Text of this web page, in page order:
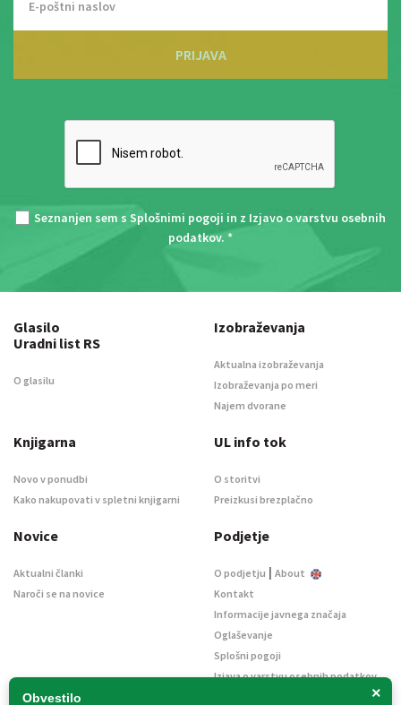
PRIJAVA
Seznanjen sem s Splošnimi pogoji in z Izjavo o varstvu osebnih
podatkov. *
×
Obvestilo
Glasilo
Uradni list RS
O glasilu
Izobraževanja
Aktualna izobraževanja
Izobraževanja po meri
Najem dvorane
Knjigarna
Novo v ponudbi
Kako nakupovati v spletni knjigarni
UL info tok
O storitvi
Preizkusi brezplačno
Novice
Aktualni članki
Naroči se na novice
Podjetje
O podjetju | About
Kontakt
Informacije javnega značaja
Oglaševanje
Splošni pogoji
Izjava o varstvu osebnih podatkov